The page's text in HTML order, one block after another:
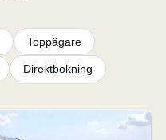
Toppägare
Direktbokning